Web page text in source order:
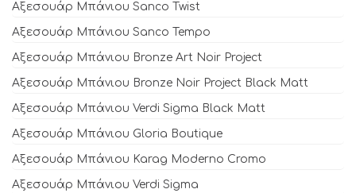
Αξεσουάρ Μπάνιου Sanco Twist
Αξεσουάρ Μπάνιου Sanco Tempo
Αξεσουάρ Μπάνιου Bronze Art Noir Project
Αξεσουάρ Μπάνιου Bronze Noir Project Black Matt
Αξεσουάρ Μπάνιου Verdi Sigma Black Matt
Αξεσουάρ Μπάνιου Gloria Boutique
Αξεσουάρ Μπάνιου Karag Moderno Cromo
Αξεσουάρ Μπάνιου Verdi Sigma